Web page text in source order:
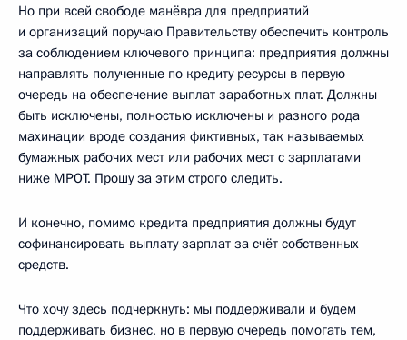
Но при всей свободе манёвра для предприятий
и организаций поручаю Правительству обеспечить контроль
за соблюдением ключевого принципа: предприятия должны
направлять полученные по кредиту ресурсы в первую
очередь на обеспечение выплат заработных плат. Должны
быть исключены, полностью исключены и разного рода
махинации вроде создания фиктивных, так называемых
бумажных рабочих мест или рабочих мест с зарплатами
ниже МРОТ. Прошу за этим строго следить.
И конечно, помимо кредита предприятия должны будут
софинансировать выплату зарплат за счёт собственных
средств.
Что хочу здесь подчеркнуть: мы поддерживали и будем
поддерживать бизнес, но в первую очередь помогать тем,